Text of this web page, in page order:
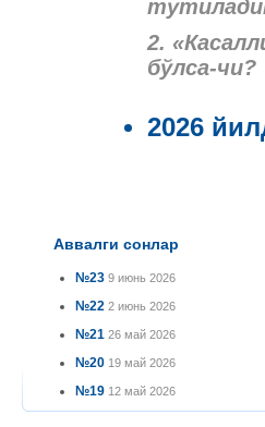
2.
бўлса-чи?
2026
Аввалги сонлар
№23 9 июнь 2026
№22 2 июнь 2026
№21 26 май 2026
№20 19 май 2026
№19 12 май 2026